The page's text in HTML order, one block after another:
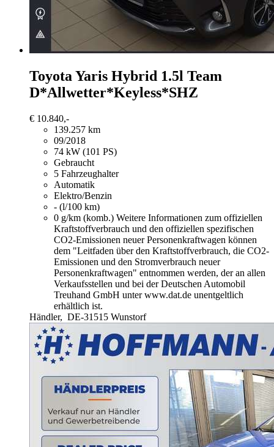
Toyota Yaris Hybrid 1.5l Team
D*Allwetter*Keyless*SHZ
€ 10.840,-
139.257 km
09/2018
74 kW (101 PS)
Gebraucht
5 Fahrzeughalter
Automatik
Elektro/Benzin
- (l/100 km)
0 g/km (komb.) Weitere Informationen zum offiziellen
Kraftstoffverbrauch und den offiziellen spezifischen
CO2-Emissionen neuer Personenkraftwagen können
dem "Leitfaden über den Kraftstoffverbrauch, die CO2-
Emissionen und den Stromverbrauch neuer
Personenkraftwagen" entnommen werden, der an allen
Verkaufsstellen und bei der Deutschen Automobil
Treuhand GmbH unter www.dat.de unentgeltlich
erhältlich ist.
Händler, DE-31515 Wunstorf